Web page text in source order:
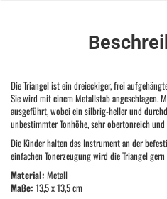
Die Triangel ist ein dreieckiger, frei
Sie wird mit einem Metallstab angeschlagen.
ausgeführt, wobei ein silbrig-heller und
unbestimmter Tonhöhe, sehr obertonreich
Die Kinder halten das Instrument an der
einfachen Tonerzeugung wird die Triangel
Material: Metall
Maße: 13,5 x 13,5 cm